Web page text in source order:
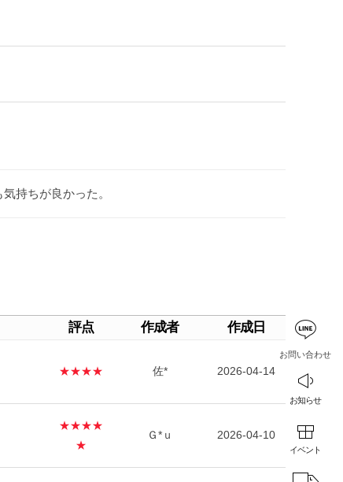
お問い合わせ
お知らせ
イベント
持ちが良かった。
評点 作成者 作成日
★★★★ 佐* 2026-04-14
★★★★
★
Ｇ*ｕ 2026-04-10